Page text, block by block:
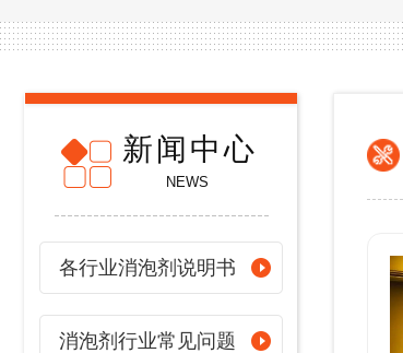
新闻中心
NEWS
各行业消泡剂说明书
消泡剂行业常见问题